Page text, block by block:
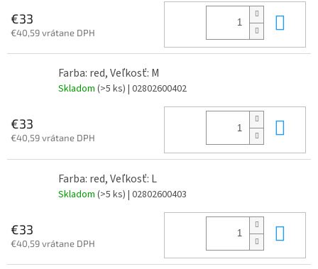
€33
€40,59 vrátane DPH
Farba: red, Veľkosť: M
Skladom (>5 ks) | 02802600402
€33
€40,59 vrátane DPH
Farba: red, Veľkosť: L
Skladom (>5 ks) | 02802600403
€33
€40,59 vrátane DPH